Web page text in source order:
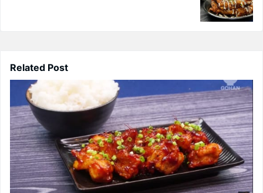
Related Post